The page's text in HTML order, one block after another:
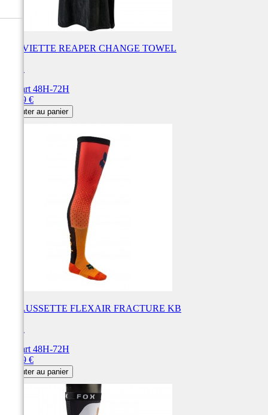
SERVIETTE REAPER CHANGE TOWEL
Départ 48H-72H
69,99 €
Ajouter au panier
CHAUSSETTE FLEXAIR FRACTURE KB
Départ 48H-72H
49,99 €
Ajouter au panier